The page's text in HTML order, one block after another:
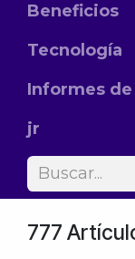
Beneficios
Tecnología
Informes
jr
777